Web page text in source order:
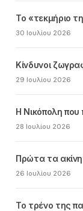
Το «τεκμήριο
30 Ιουλίου 2026
Κίνδυνοι
29 Ιουλίου 2026
Η Νικόπολη
28 Ιουλίου 2026
Πρώτα τα
26 Ιουλίου 2026
Το τρένο της